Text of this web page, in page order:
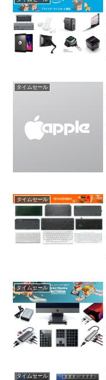
タイムセール
タイムセール
タイムセール
タイムセール